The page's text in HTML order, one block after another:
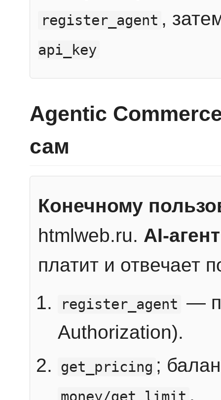
register_agent ,
api_key
Agentic
сам
Конечному
htmlweb.ru. AI-агент
платит и отвечает
register_agent —
Authorization).
get_pricing ;
.